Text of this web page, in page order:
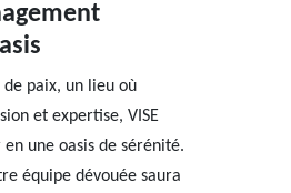
paix, un lieu où
et expertise, VISE
une oasis de sérénité.
équipe dévouée saura